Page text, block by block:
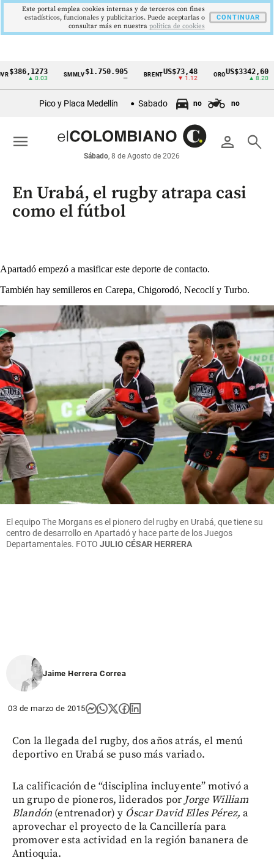
Cintillo
económicos
Colombia
▲ 0.03
SMMLV $1.750.905 BRENT US$73,48
▼ 1.12
ORO US$3342,60
Pico y Placa Medellín Sabado no no
person search
Sábado, 8 de Agosto de 2026
menu
En Urabá, el rugby atrapa casi
como el fútbol
Apartadó empezó a masificar este deporte de contacto.
También hay semilleros en Carepa, Chigorodó, Necoclí y Turbo.
El equipo The Morgans es el pionero del rugby en Urabá, que tiene su
centro de desarrollo en Apartadó y hace parte de los Juegos
Departamentales. FOTO JULIO CÉSAR HERRERA
Jaime Herrera Correa
03 de marzo de 2015
Con la llegada del rugby, dos años atrás, el menú
deportivo en Urabá se puso más variado.
La calificación de “disciplina incluyente” motivó a
un grupo de pioneros, liderados por Jorge William
Blandón (entrenador) y Óscar David Elles Pérez,a
aprovechar el proyecto de la Cancillería para
promover esta actividad en la región bananera de
Antioquia.
Este portal emplea cookies internas y de terceros con fines
estadísticos, funcionales y publicitarios. Puede aceptarlas o
consultar más en nuestra politica de cookies
CONTINUAR